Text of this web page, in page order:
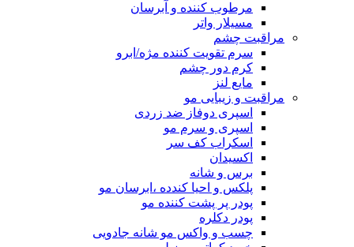
مرطوب کننده و آبرسان
مسیلار واتر
مراقبت چشم
سرم تقویت کننده مژه/ابرو
کرم دور چشم
مایع لنز
مراقبت و زیبایی مو
اسپری دوفاز ضد زردی
اسپری و سرم مو
اسکراب کف سر
اکسیدان
برس و شانه
پلکس و احیا کندده ،ابرسان مو
پودر پر پشت کننده مو
پودر دکلره
چسب و واکس مو شانه جادویی